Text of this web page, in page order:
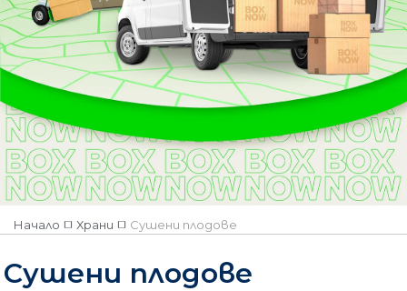
Начало Храни Сушени плодове
Сушени плодове